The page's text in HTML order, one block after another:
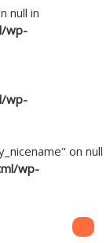
null in
wp-
wp-
on null
wp-